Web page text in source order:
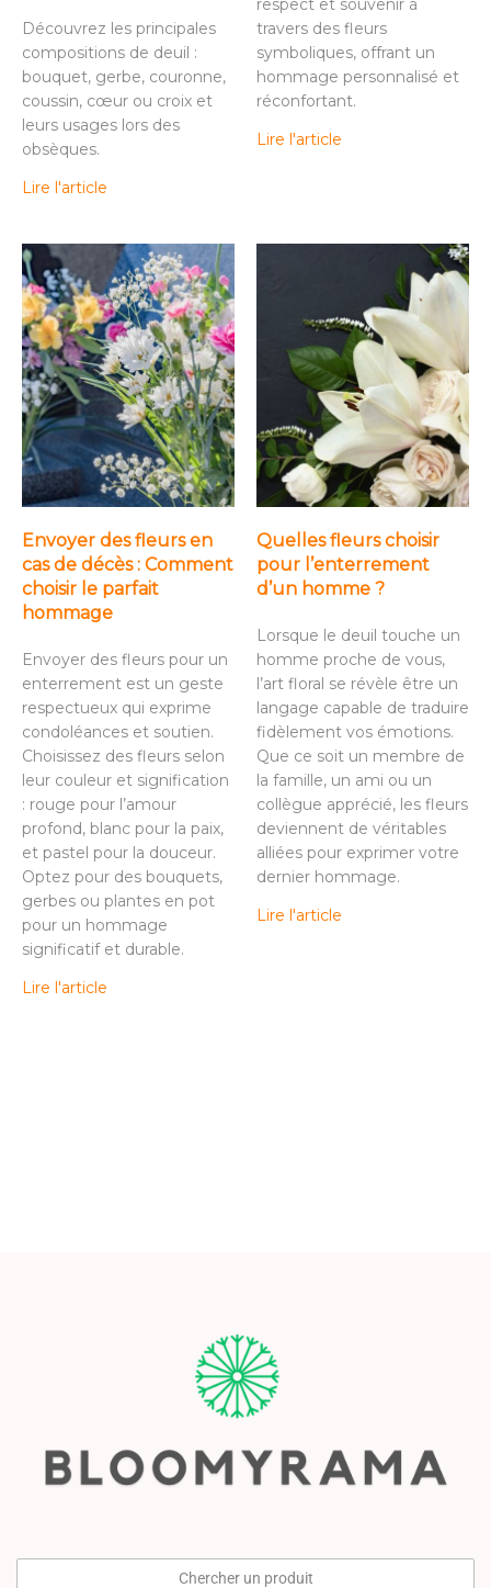
Découvrez les principales
compositions de deuil :
bouquet, gerbe, couronne,
coussin, cœur ou croix et
leurs usages lors des
obsèques.
Lire l'article
respect et souvenir à
travers des fleurs
symboliques, offrant un
hommage personnalisé et
réconfortant.
Lire l'article
Envoyer des fleurs en
cas de décès : Comment
choisir le parfait
hommage
Envoyer des fleurs pour un
enterrement est un geste
respectueux qui exprime
condoléances et soutien.
Choisissez des fleurs selon
leur couleur et signification
: rouge pour l’amour
profond, blanc pour la paix,
et pastel pour la douceur.
Optez pour des bouquets,
gerbes ou plantes en pot
pour un hommage
significatif et durable.
Lire l'article
Quelles fleurs choisir
pour l’enterrement
d’un homme ?
Lorsque le deuil touche un
homme proche de vous,
l’art floral se révèle être un
langage capable de traduire
fidèlement vos émotions.
Que ce soit un membre de
la famille, un ami ou un
collègue apprécié, les fleurs
deviennent de véritables
alliées pour exprimer votre
dernier hommage.
Lire l'article
Chercher un produit